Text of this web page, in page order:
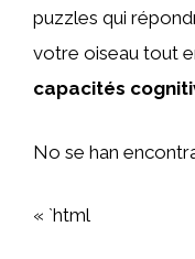
puzzles qui
votre oiseau tout
capacités
No se han
« `html